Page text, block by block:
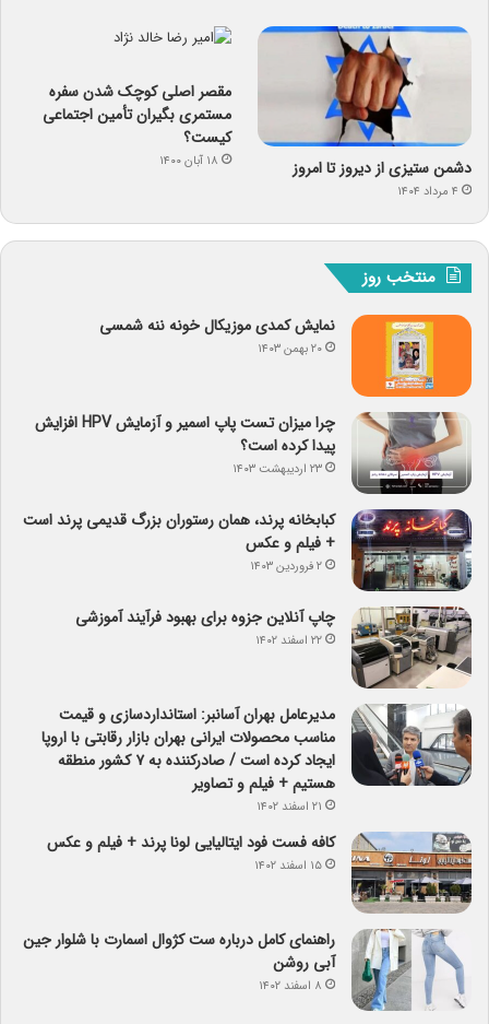
دشمن ستیزی از دیروز تا امروز
۴ مرداد ۱۴۰۴
مقصر اصلی کوچک شدن سفره
مستمری بگیران تأمین اجتماعی
کیست؟
۱۸ آبان ۱۴۰۰
منتخب روز
نمایش کمدی موزیکال خونه ننه شمسی
۲۰ بهمن ۱۴۰۳
چرا میزان تست پاپ اسمیر و آزمایش HPV افزایش
پیدا کرده است؟
۲۳ اردیبهشت ۱۴۰۳
کبابخانه پرند، همان رستوران بزرگ قدیمی پرند است
+ فیلم و عکس
۲ فروردین ۱۴۰۳
چاپ آنلاین جزوه برای بهبود فرآیند آموزشی
۲۲ اسفند ۱۴۰۲
مدیرعامل بهران آسانبر: استانداردسازی و قیمت
مناسب محصولات ایرانی بهران بازار رقابتی با اروپا
ایجاد کرده است / صادرکننده به ۷ کشور منطقه
هستیم + فیلم و تصاویر
۲۱ اسفند ۱۴۰۲
کافه فست فود ایتالیایی لونا پرند + فیلم و عکس
۱۵ اسفند ۱۴۰۲
راهنمای کامل درباره ست کژوال اسمارت با شلوار جین
آبی روشن
۸ اسفند ۱۴۰۲